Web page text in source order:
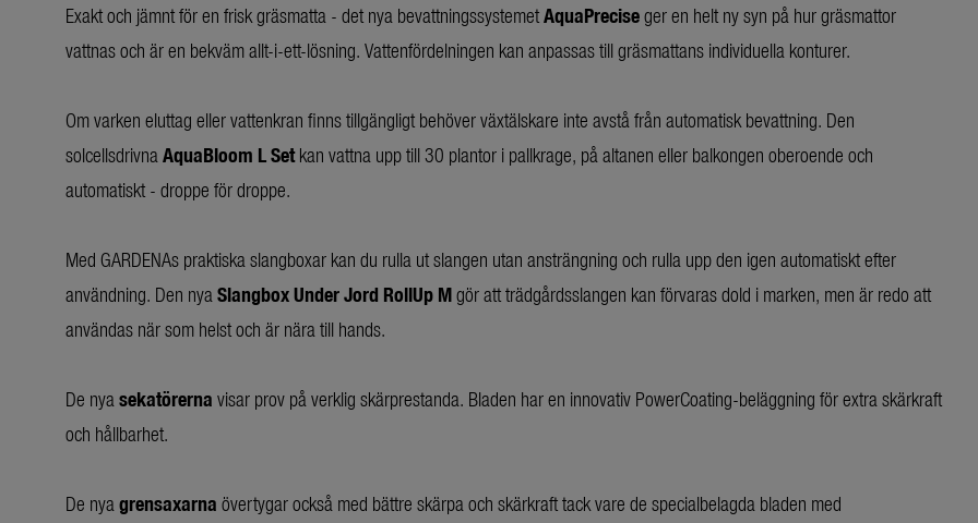
Exakt och jämnt för en frisk gräsmatta - det nya bevattningssystemetAquaPreciseger en helt ny syn på hur gräsmattor
vattnas och är en bekväm allt-i-ett-lösning. Vattenfördelningen kan anpassas till gräsmattans individuella konturer.
Om varken eluttag eller vattenkran finns tillgängligt behöver växtälskare inte avstå från automatisk bevattning. Den
solcellsdrivnaAquaBloom L Setkan vattna upp till 30 plantor i pallkrage, på altanen eller balkongen oberoende och
automatiskt - droppe för droppe.
Med GARDENAs praktiska slangboxar kan du rulla ut slangen utan ansträngning och rulla upp den igen automatiskt efter
användning. Den nyaSlangbox Under Jord RollUp Mgör att trädgårdsslangen kan förvaras dold i marken, men är redo att
användas när som helst och är nära till hands.
De nyasekatörerna visar prov på verklig skärprestanda. Bladen har en innovativ PowerCoating-beläggning för extra skärkraft
och hållbarhet.
De nyagrensaxarna övertygar också med bättre skärpa och skärkraft tack vare de specialbelagda bladen med